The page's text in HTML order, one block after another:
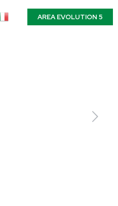
AREA EVOLUTION 5